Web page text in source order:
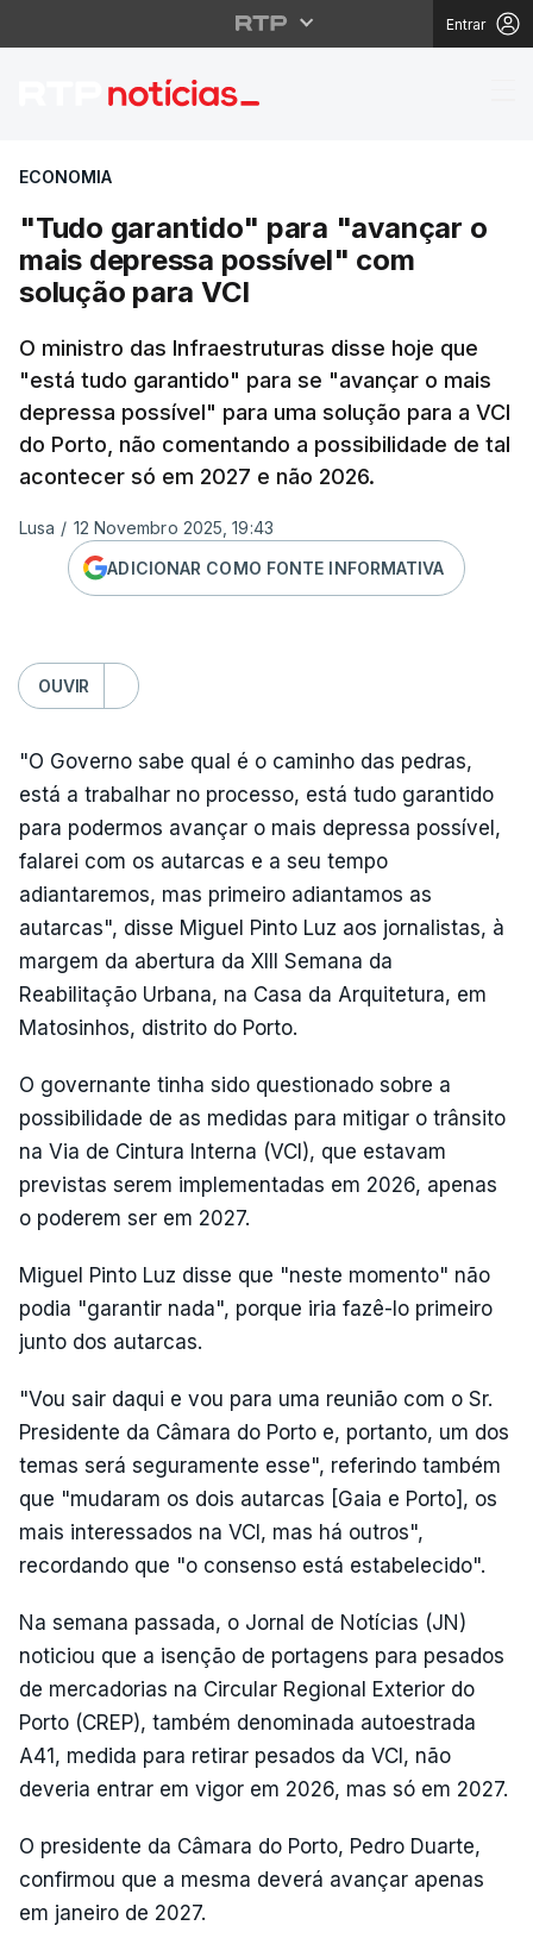
Entrar
"Tudo garantido"
ECONOMIA
"Tudo garantido" para "avançar o
mais depressa possível" com
solução para VCI
O ministro das Infraestruturas disse hoje que
"está tudo garantido" para se "avançar o mais
depressa possível" para uma solução para a VCI
do Porto, não comentando a possibilidade de tal
acontecer só em 2027 e não 2026.
Lusa / 12 Novembro 2025, 19:43
ADICIONAR COMO FONTE INFORMATIVA
OUVIR
"O Governo sabe qual é o caminho das pedras,
está a trabalhar no processo, está tudo garantido
para podermos avançar o mais depressa possível,
falarei com os autarcas e a seu tempo
adiantaremos, mas primeiro adiantamos as
autarcas", disse Miguel Pinto Luz aos jornalistas, à
margem da abertura da XIII Semana da
Reabilitação Urbana, na Casa da Arquitetura, em
Matosinhos, distrito do Porto.
O governante tinha sido questionado sobre a
possibilidade de as medidas para mitigar o trânsito
na Via de Cintura Interna (VCI), que estavam
previstas serem implementadas em 2026, apenas
o poderem ser em 2027.
Miguel Pinto Luz disse que "neste momento" não
podia "garantir nada", porque iria fazê-lo primeiro
junto dos autarcas.
"Vou sair daqui e vou para uma reunião com o Sr.
Presidente da Câmara do Porto e, portanto, um dos
temas será seguramente esse", referindo também
que "mudaram os dois autarcas [Gaia e Porto], os
mais interessados na VCI, mas há outros",
recordando que "o consenso está estabelecido".
Na semana passada, o Jornal de Notícias (JN)
noticiou que a isenção de portagens para pesados
de mercadorias na Circular Regional Exterior do
Porto (CREP), também denominada autoestrada
A41, medida para retirar pesados da VCI, não
deveria entrar em vigor em 2026, mas só em 2027.
O presidente da Câmara do Porto, Pedro Duarte,
confirmou que a mesma deverá avançar apenas
em janeiro de 2027.